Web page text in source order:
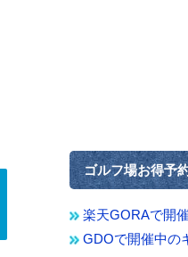
ゴルフ場お得予
楽天GORAで開
GDOで開催中の